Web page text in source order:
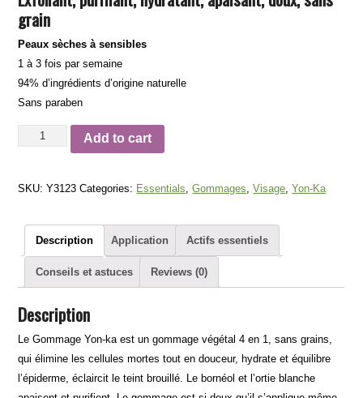
grain
Peaux sèches à sensibles
1 à 3 fois par semaine
94% d’ingrédients d’origine naturelle
Sans paraben
Gommage
quantity
Add to cart
SKU:Y3123 Categories: Essentials,Gommages,Visage,Yon-Ka
Description Application Actifs essentiels
Conseils et astuces Reviews (0)
Description
Le Gommage Yon-ka est un gommage végétal 4 en 1, sans grains,
qui élimine les cellules mortes tout en douceur, hydrate et équilibre
l’épiderme, éclaircit le teint brouillé. Le bornéol et l’ortie blanche